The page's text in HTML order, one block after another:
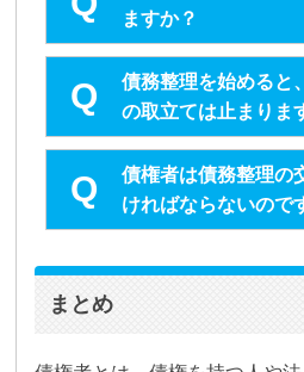
ますか？
債務整理を始めると
の取立ては止まりま
債権者は債務整理の
ければならないので
まとめ